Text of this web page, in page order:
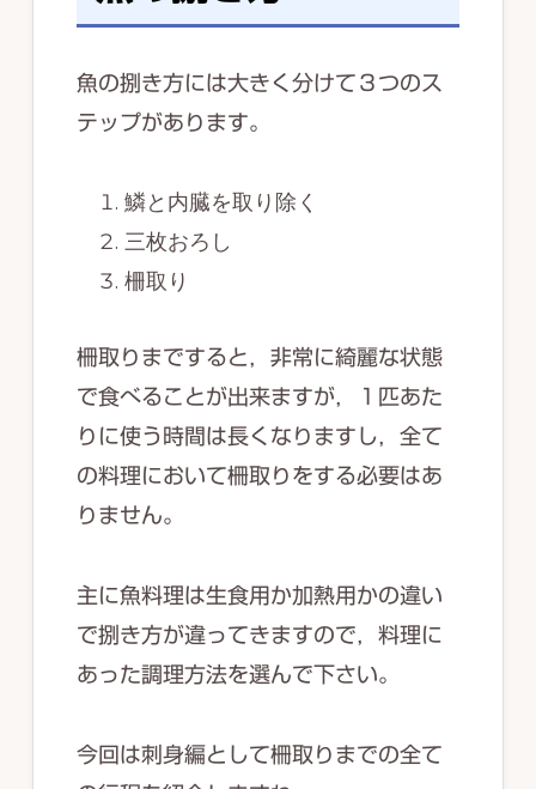
魚の捌き方には大きく分けて３つのス
テップがあります。
鱗と内臓を取り除く
三枚おろし
柵取り
柵取りまですると，非常に綺麗な状態
で食べることが出来ますが，１匹あた
りに使う時間は長くなりますし，全て
の料理において柵取りをする必要はあ
りません。
主に魚料理は生食用か加熱用かの違い
で捌き方が違ってきますので，料理に
あった調理方法を選んで下さい。
今回は刺身編として柵取りまでの全て